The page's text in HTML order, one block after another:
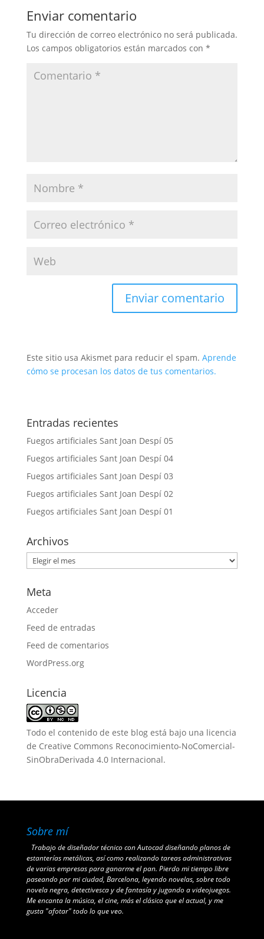
Enviar comentario
Tu dirección de correo electrónico no será publicada.
Los campos obligatorios están marcados con *
Este sitio usa Akismet para reducir el spam. Aprende
cómo se procesan los datos de tus comentarios.
Entradas recientes
Fuegos artificiales Sant Joan Despí 05
Fuegos artificiales Sant Joan Despí 04
Fuegos artificiales Sant Joan Despí 03
Fuegos artificiales Sant Joan Despí 02
Fuegos artificiales Sant Joan Despí 01
Archivos
Archivos
Meta
Acceder
Feed de entradas
Feed de comentarios
WordPress.org
Licencia
Todo el contenido de este blog está bajo una licencia
de Creative Commons Reconocimiento-NoComercial-
SinObraDerivada 4.0 Internacional.
Sobre mí
Trabajo de diseñador técnico con Autocad diseñando planos de
estanterías metálicas, así como realizando tareas administrativas
de varias empresas para ganarme el pan. Pierdo mi tiempo libre
paseando por mi ciudad, Barcelona, leyendo novelas, sobre todo
novela negra, detectivesca y de fantasía y jugando a videojuegos.
Me encanta la música, el cine, más el clásico que el actual, y me
gusta "afotar" todo lo que veo.